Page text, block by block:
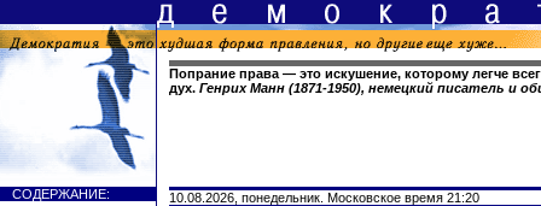
Попрание права — это искушение, которому легче
дух. Генрих Манн (1871-1950), немецкий писатель и
СОДЕРЖАНИЕ:
10.08.2026, понедельник. Московское время 21:20